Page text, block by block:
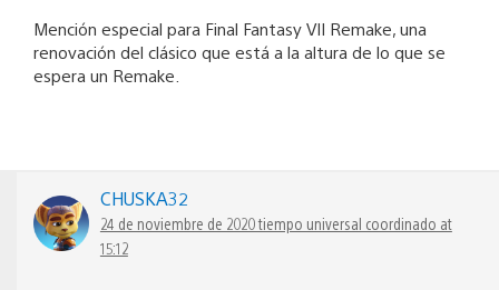
Mención especial para Final Fantasy VII Remake, una
renovación del clásico que está a la altura de lo que se
espera un Remake.
CHUSKA32
24 de noviembre de 2020 tiempo universal coordinado at
15:12